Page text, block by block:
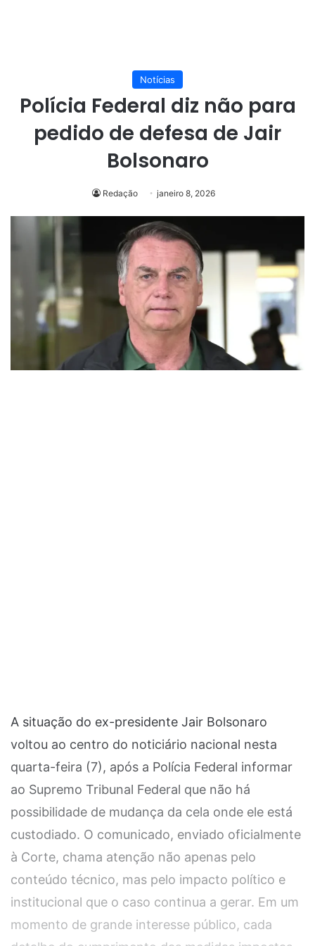
Notícias
Polícia Federal diz não para
pedido de defesa de Jair
Bolsonaro
Redação janeiro 8, 2026
A situação do ex-presidente Jair Bolsonaro
voltou ao centro do noticiário nacional nesta
quarta-feira (7), após a Polícia Federal informar
ao Supremo Tribunal Federal que não há
possibilidade de mudança da cela onde ele está
custodiado. O comunicado, enviado oficialmente
à Corte, chama atenção não apenas pelo
conteúdo técnico, mas pelo impacto político e
institucional que o caso continua a gerar. Em um
momento de grande interesse público, cada